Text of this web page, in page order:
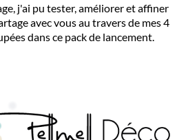
j'ai pu tester, améliorer et affiner
avec vous au travers de mes 4
dans ce pack de lancement.